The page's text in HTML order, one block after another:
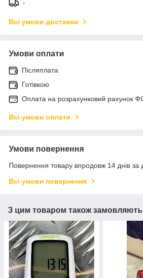
-
Всі умови доставки
Умови оплати
Післяплата
Готівкою
Оплата на розрахунковий рахунок
Всі умови оплати
Умови повернення
Повернення товару впродовж 14 днів за
Всі умови повернення
З цим товаром також замовляють